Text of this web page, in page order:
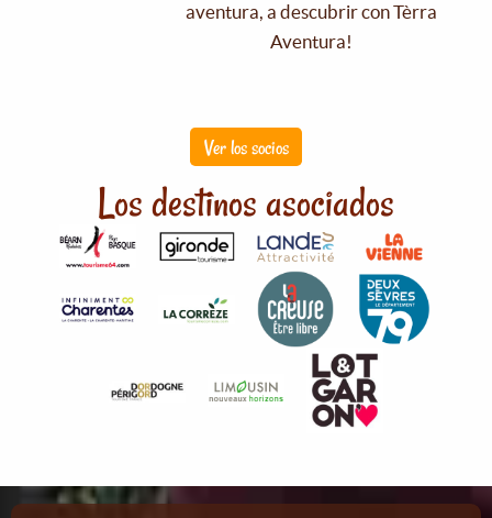
aventura, a descubrir con Tèrra
Aventura!
Ver los socios
Los destinos asociados